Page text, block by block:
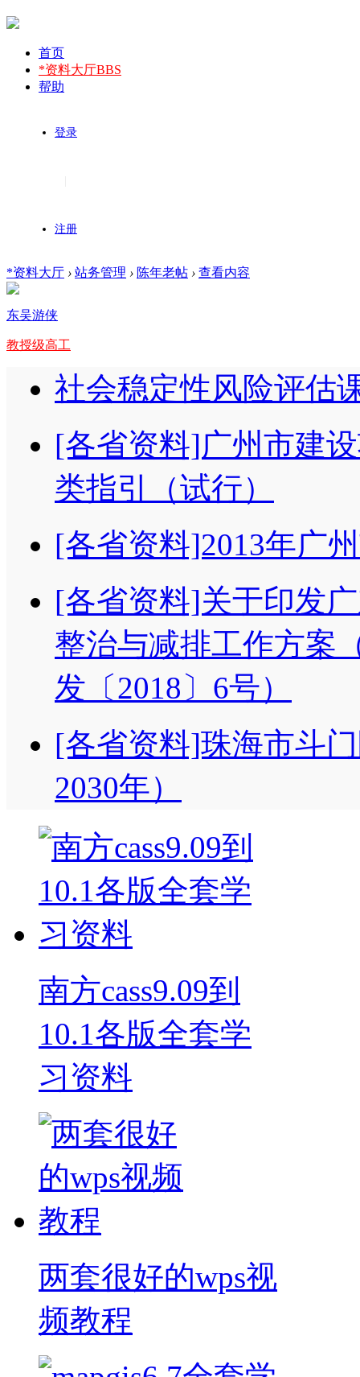
首页
*资料大厅BBS
帮助
登录
注册
*资料大厅 › 站务管理 › 陈年老帖 › 查看内容
东吴游侠
教授级高工
社会稳定性风险评估
[各省资料]广州市建
类指引（试行）
[各省资料]2013年广
[各省资料]关于印发
整治与减排工作方案
发〔2018〕6号）
[各省资料]珠海市斗
2030年）
南方cass9.09到
10.1各版全套学
习资料
两套很好的wps视
频教程